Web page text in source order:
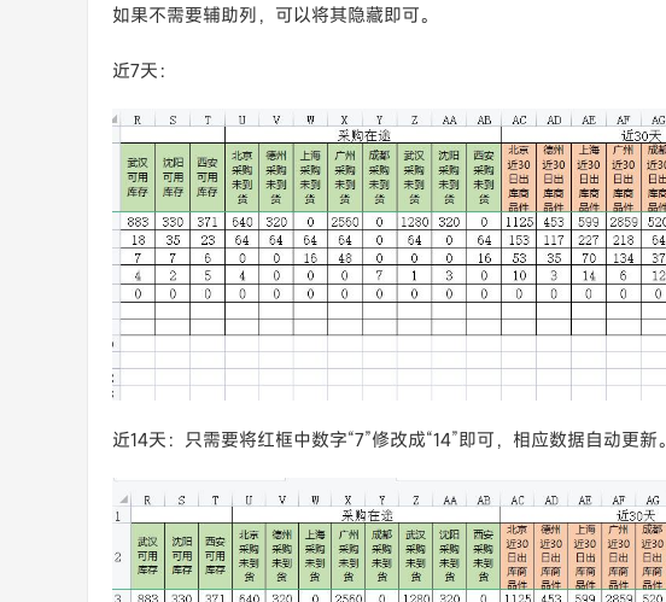
如果不需要辅助列，可以将其隐藏即可。
近7天：
近14天：只需要将红框中数字“7”修改成“14”即可，相应数据自动更新。